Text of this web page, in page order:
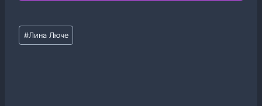
Метки
записи:
#Лина Люче